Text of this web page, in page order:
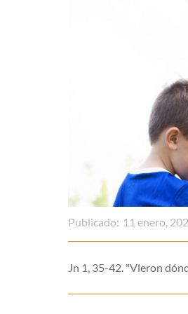
Publicado: 11 enero,
Jn 1, 35-42. "Vieron